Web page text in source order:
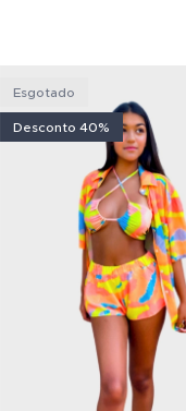
Esgotado
Desconto 40%